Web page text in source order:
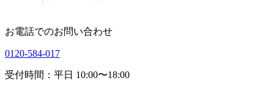
お電話でのお問い合わせ
0120-584-017
受付時間：平日 10:00〜18:00